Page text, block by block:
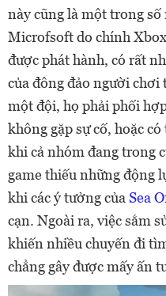
này cũng là một trong số
Microfsoft do chính
được phát hành, có rất
của đông đảo người
một đội, họ phải phối
không gặp sự cố, hoặc
khi cả nhóm đang trong
game thiếu những động
khi các ý tưởng của Sea
cạn. Ngoài ra, việc sắm
khiến nhiều chuyến đi
chẳng gây được mấy ấn